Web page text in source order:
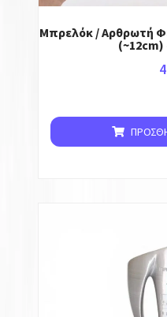
Μπρελόκ / Αρθρωτή